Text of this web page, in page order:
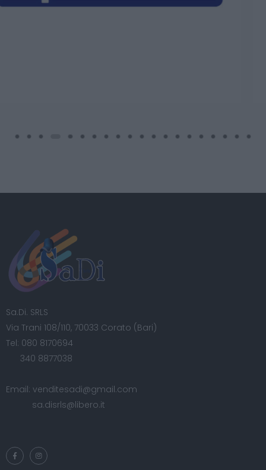
Sa.Di. SRLS
Via Trani 108/110, 70033 Corato (Bari)
Tel: 080 8170694
340 8877038
Email: venditesadi@gmail.com
sa.disrls@libero.it